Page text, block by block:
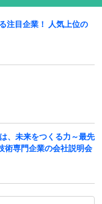
注目企業！ 人気上位の
、未来をつくる力～最先
術専門企業の会社説明会